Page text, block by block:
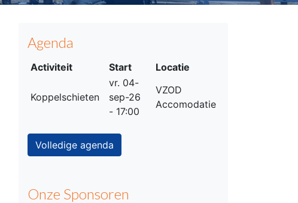
Agenda
Activiteit Start Locatie
Koppelschieten
vr. 04-
sep-26
- 17:00
VZOD
Accomodatie
Volledige agenda
Onze Sponsoren